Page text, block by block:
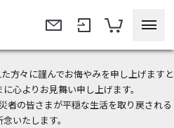
方々に謹んでお悔やみを申し上げますと
心よりお見舞い申し上げます。
者の皆さまが平穏な生活を取り戻される
いたします。
クーポンプレゼント！